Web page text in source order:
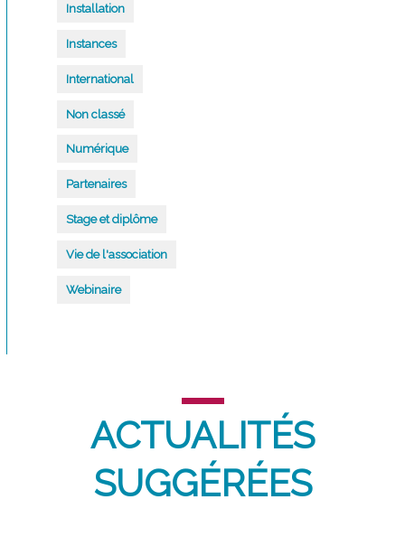
Installation
Instances
International
Non classé
Numérique
Partenaires
Stage et diplôme
Vie de l'association
Webinaire
ACTUALITÉS
SUGGÉRÉES